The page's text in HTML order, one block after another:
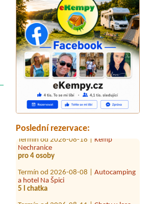
Poslední rezervace:
Termín od 2026-07-29 |Camp Znojmo
Termín od 2026-08-06 |Autokemp
Bílina Kyselka
Termín od 2026-08-18 |
Nechranice
pro 4 osoby
a hotel Na Špici
5 l chatka